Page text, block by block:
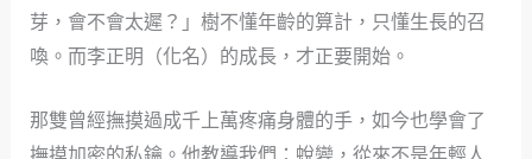
芽，會不會太遲？」樹不懂年齡的算計，只懂生長的召
喚。而李正明（化名）的成長，才正要開始。
那雙曾經撫摸過成千上萬疼痛身體的手，如今也學會了